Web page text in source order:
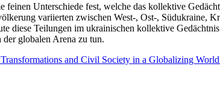
Unterschiede fest, welche das kollektive
variierten zwischen West-, Ost-, Südukraine,
diese Teilungen im ukrainischen kollektive
globalen Arena zu tun.
and Civil Society in a Globalizing